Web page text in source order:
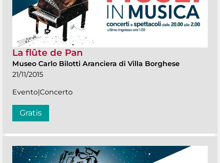
La flûte de Pan
Museo Carlo Bilotti Aranciera di Villa Borghese
21/11/2015
Evento|Concerto
Gratis